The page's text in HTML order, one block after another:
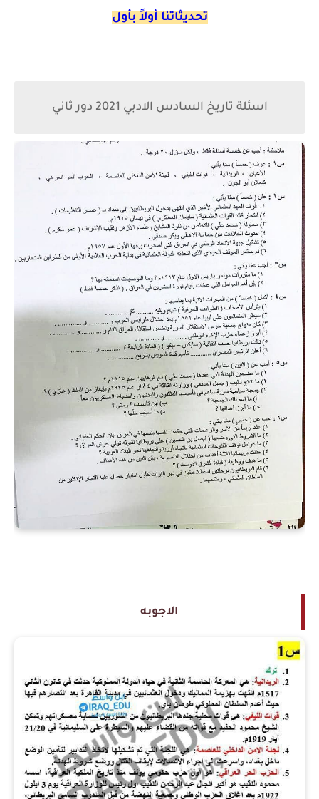
تحديثاتنا أولاً بأول
اسئلة تاريخ السادس الادبي 2021 دور ثاني
الاجوبه